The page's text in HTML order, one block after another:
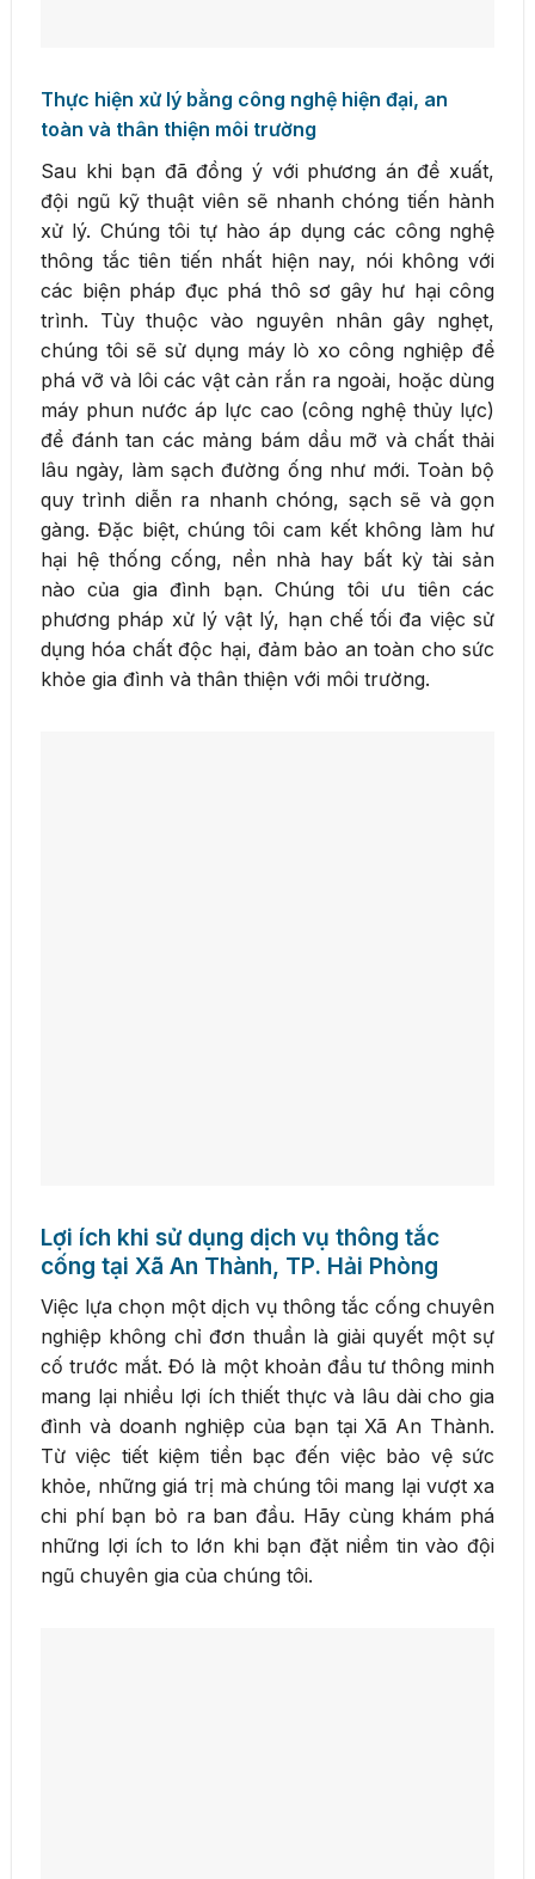
Thực hiện xử lý bằng công nghệ hiện đại, an
toàn và thân thiện môi trường
Sau khi bạn đã đồng ý với phương án đề xuất,
đội ngũ kỹ thuật viên sẽ nhanh chóng tiến hành
xử lý. Chúng tôi tự hào áp dụng các công nghệ
thông tắc tiên tiến nhất hiện nay, nói không với
các biện pháp đục phá thô sơ gây hư hại công
trình. Tùy thuộc vào nguyên nhân gây nghẹt,
chúng tôi sẽ sử dụng máy lò xo công nghiệp để
phá vỡ và lôi các vật cản rắn ra ngoài, hoặc dùng
máy phun nước áp lực cao (công nghệ thủy lực)
để đánh tan các mảng bám dầu mỡ và chất thải
lâu ngày, làm sạch đường ống như mới. Toàn bộ
quy trình diễn ra nhanh chóng, sạch sẽ và gọn
gàng. Đặc biệt, chúng tôi cam kết không làm hư
hại hệ thống cống, nền nhà hay bất kỳ tài sản
nào của gia đình bạn. Chúng tôi ưu tiên các
phương pháp xử lý vật lý, hạn chế tối đa việc sử
dụng hóa chất độc hại, đảm bảo an toàn cho sức
khỏe gia đình và thân thiện với môi trường.
Lợi ích khi sử dụng dịch vụ thông tắc
cống tại Xã An Thành, TP. Hải Phòng
Việc lựa chọn một dịch vụ thông tắc cống chuyên
nghiệp không chỉ đơn thuần là giải quyết một sự
cố trước mắt. Đó là một khoản đầu tư thông minh
mang lại nhiều lợi ích thiết thực và lâu dài cho gia
đình và doanh nghiệp của bạn tại Xã An Thành.
Từ việc tiết kiệm tiền bạc đến việc bảo vệ sức
khỏe, những giá trị mà chúng tôi mang lại vượt xa
chi phí bạn bỏ ra ban đầu. Hãy cùng khám phá
những lợi ích to lớn khi bạn đặt niềm tin vào đội
ngũ chuyên gia của chúng tôi.